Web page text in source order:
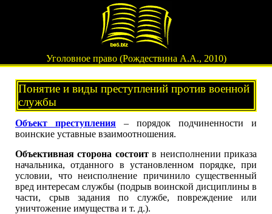
Уголовное право (Рождествина А.А., 2010)
Понятие и виды преступлений против военной
службы
Объект преступления – порядок подчиненности и
воинские уставные взаимоотношения.
Объективная сторона состоитв неисполнении приказа
начальника, отданного в установленном порядке, при
условии, что неисполнение причинило существенный
вред интересам службы (подрыв воинской дисциплины в
части, срыв задания по службе, повреждение или
уничтожение имущества и т. д.).